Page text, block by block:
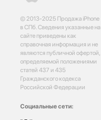
© 2013-2025 Продажа iPhone
в СПб. Сведения указанные на
сайте приведены как
справочная информация и не
являются публичной офертой,
определяемой положениями
статей 437 и 435
Гражданского кодекса
Российской Федерации
Социальные сети: